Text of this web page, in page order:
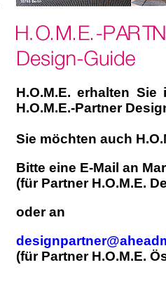
H.O.M.E. erhalten
H.O.M.E.-Partner
Sie möchten auch
Bitte eine E-Mail an
(für Partner H.O.M.E.
oder an
(für Partner H.O.M.E.